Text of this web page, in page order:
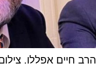
הרב חיים אפללו.